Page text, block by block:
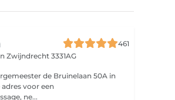
461
Zwijndrecht 3331AG
de Bruinelaan 50A in
voor een
ne...